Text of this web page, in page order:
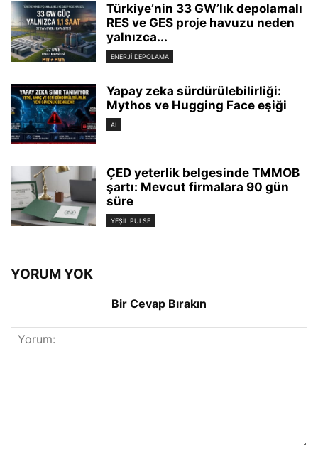
Türkiye’nin 33 GW’lık depolamalı
RES ve GES proje havuzu neden
yalnızca...
ENERJI DEPOLAMA
Yapay zeka sürdürülebilirliği:
Mythos ve Hugging Face eşiği
AI
ÇED yeterlik belgesinde TMMOB
şartı: Mevcut firmalara 90 gün
süre
YEŞIL PULSE
YORUM YOK
Bir Cevap Bırakın